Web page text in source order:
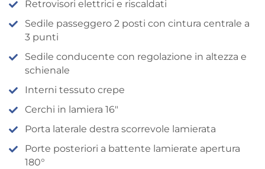
Retrovisori elettrici e riscaldati
Sedile passeggero 2 posti con cintura centrale a
3 punti
Sedile conducente con regolazione in altezza e
schienale
Interni tessuto crepe
Cerchi in lamiera 16″
Porta laterale destra scorrevole lamierata
Porte posteriori a battente lamierate apertura
180°